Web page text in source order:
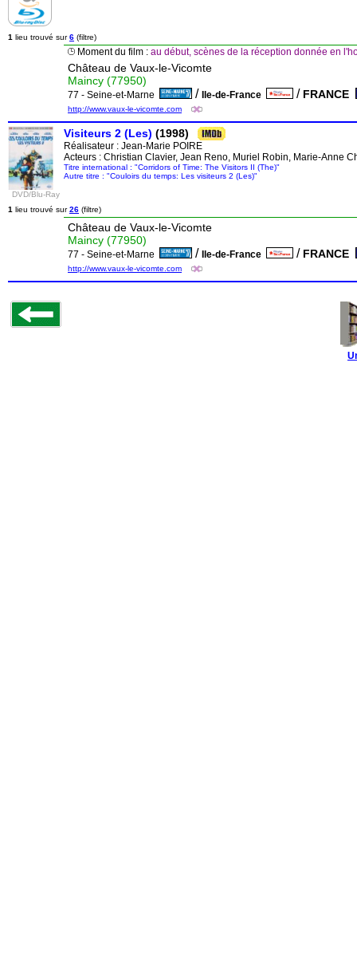
1 lieu trouvé sur6 (filtre)
Moment du film : au début, scènes de la réception donnée en
Château de Vaux-le-Vicomte
Maincy (77950)
77 - Seine-et-Marne / Ile-de-France / FRANCE
http://www.vaux-le-vicomte.com
DVD/Blu-Ray
Visiteurs 2 (Les) (1998)
Réalisateur : Jean-Marie POIRE
Acteurs : Christian Clavier, Jean Reno, Muriel Robin, Marie-Anne
Titre international : "Corridors of Time: The Visitors II (The)"
Autre titre : "Couloirs du temps: Les visiteurs 2 (Les)"
1 lieu trouvé sur26 (filtre)
Château de Vaux-le-Vicomte
Maincy (77950)
77 - Seine-et-Marne / Ile-de-France / FRANCE
http://www.vaux-le-vicomte.com